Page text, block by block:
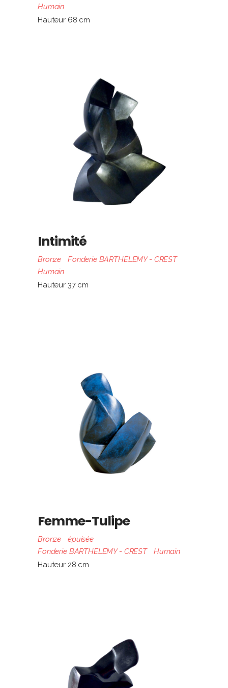
Humain
Hauteur 68 cm
Intimité
Bronze
Fonderie BARTHELEMY - CREST
Humain
Hauteur 37 cm
Femme-Tulipe
Bronze
épuisée
Fonderie BARTHELEMY - CREST
Humain
Hauteur 28 cm